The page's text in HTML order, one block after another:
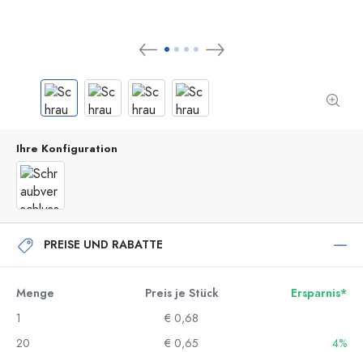
Ihre Konfiguration
PREISE UND RABATTE
Menge Preis je Stück
Ersparnis*
1
€ 0,68
20
€ 0,65
4%